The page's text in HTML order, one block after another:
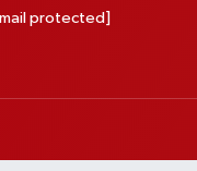
protected]